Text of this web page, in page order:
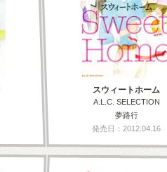
スウィートホーム
A.L.C. SELECTION
夢路行
発売日：2012.04.16